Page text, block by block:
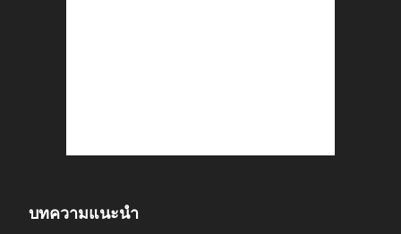
บทความแนะนำ